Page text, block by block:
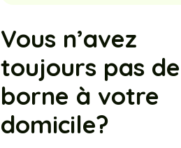
Vous n’avez
toujours pas de
borne à votre
domicile?